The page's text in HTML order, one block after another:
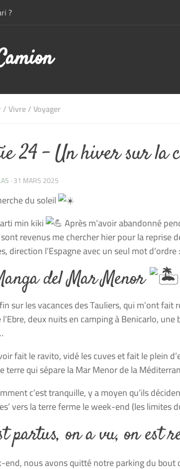
?
/Vivre/Voyager
24 – Un hiver sur la
·31 MARS 2025
du soleil
min kiki
Après m’avoir abandonné
revenus me chercher hier pour la reprise
direction l’Espagne avec un seul mot d’ordre :
del Mar Menor
sur les vacances des Tauliers, qui m’ont
deux nuits en camping à Benicarlo,
fait le ravito, vidé les cuves et fait le plein
terre qui sépare la Mar Menor de la
c’est tranquille, y a moyen qu’ils
vers la terre ferme le week-end (les limites
partus, on a vu, on est
end, nous avons quitté notre parking du